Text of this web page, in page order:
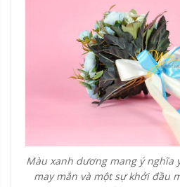
Màu xanh dương mang ý nghĩa
may mắn và một sự khởi đầu